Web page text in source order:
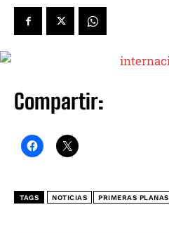
Compartir:
TAGS NOTICIAS PRIMERAS